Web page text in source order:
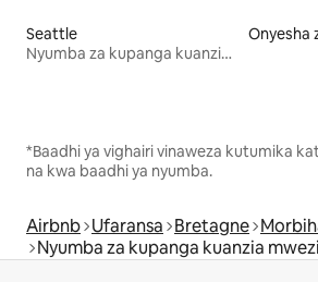
Seattle
Nyumba za kupanga kuanzia mwezi mmoja
Onyesha
*Baadhi ya vighairi vinaweza kutumika
na kwa baadhi ya nyumba.
Airbnb Ufaransa Bretagne
Nyumba za kupanga kuanzia